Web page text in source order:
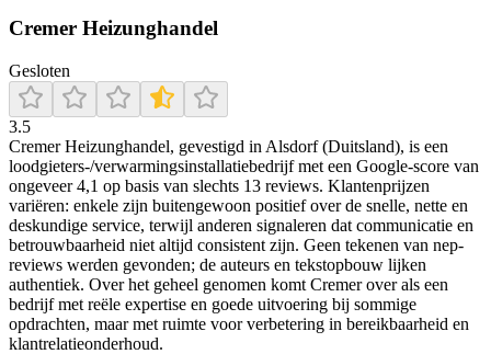
Cremer Heizunghandel
Gesloten
3.5
Cremer Heizunghandel, gevestigd in Alsdorf (Duitsland), is een
loodgieters-/verwarmingsinstallatiebedrijf met een Google-score van
ongeveer 4,1 op basis van slechts 13 reviews. Klantenprijzen
variëren: enkele zijn buitengewoon positief over de snelle, nette en
deskundige service, terwijl anderen signaleren dat communicatie en
betrouwbaarheid niet altijd consistent zijn. Geen tekenen van nep­
reviews werden gevonden; de auteurs en tekstopbouw lijken
authentiek. Over het geheel genomen komt Cremer over als een
bedrijf met reële expertise en goede uitvoering bij sommige
opdrachten, maar met ruimte voor verbetering in bereikbaarheid en
klantrelatieonderhoud.